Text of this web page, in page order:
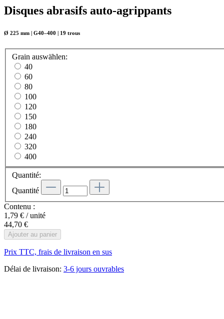
Disques abrasifs auto-agrippants
Ø 225 mm | G40–400 | 19 trous
Grain auswählen:
40
60
80
100
120
150
180
240
320
400
Quantité:
Quantité
Contenu :
1,79 € / unité
44,70 €
Ajouter au panier
Prix TTC, frais de livraison en sus
Délai de livraison: 3-6 jours ouvrables